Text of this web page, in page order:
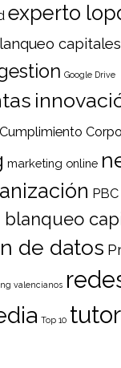
experto
capitales
Google Drive
marketing online
PBC
blanqueo
de datos
valencianos
Top 10